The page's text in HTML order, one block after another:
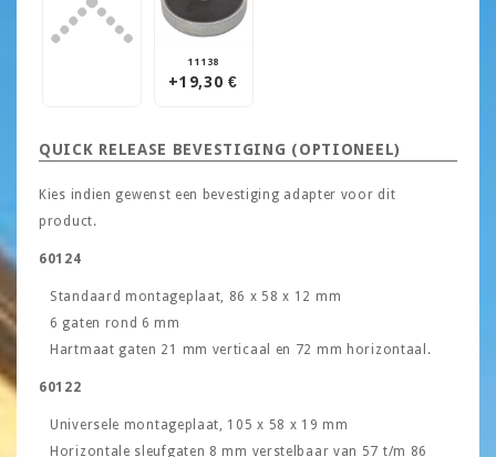
11138
+19,30 €
QUICK RELEASE BEVESTIGING (OPTIONEEL)
Kies indien gewenst een bevestiging adapter voor dit
product.
60124
Standaard montageplaat, 86 x 58 x 12 mm
6 gaten rond 6 mm
Hartmaat gaten 21 mm verticaal en 72 mm horizontaal.
60122
Universele montageplaat, 105 x 58 x 19 mm
Horizontale sleufgaten 8 mm verstelbaar van 57 t/m 86